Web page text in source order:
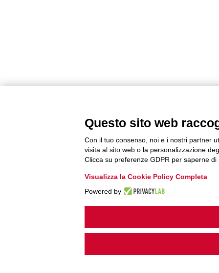
Questo sito web
Con il tuo consenso, noi e i nostri partner
visita al sito web o la personalizzazione
Clicca su preferenze GDPR per saperne di
Visualizza la Cookie Policy Completa
Powered by